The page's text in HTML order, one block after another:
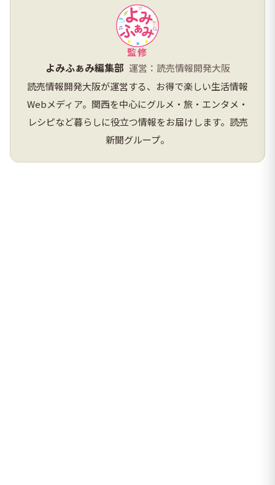
監修
よみふぁみ編集部 運営：読売情報開発大阪
読売情報開発大阪が運営する、お得で楽しい生活情報
Webメディア。関西を中心にグルメ・旅・エンタメ・
レシピなど暮らしに役立つ情報をお届けします。読売
新聞グループ。